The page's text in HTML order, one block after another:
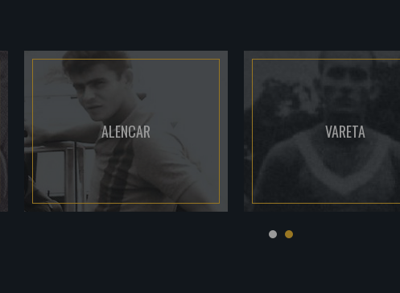
ALENCAR VARETA